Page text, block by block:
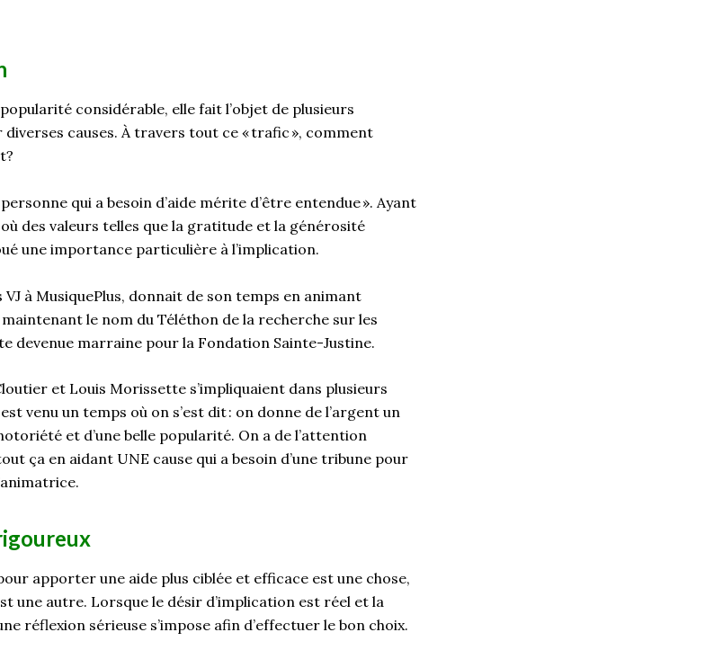
considérable, elle fait l’objet de plusieurs
causes. À travers tout ce « trafic », comment
qui a besoin d’aide mérite d’être entendue ». Ayant
des valeurs telles que la gratitude et la générosité
une importance particulière à l’implication.
VJ à MusiquePlus, donnait de son temps en animant
le nom du Téléthon de la recherche sur les
devenue marraine pour la Fondation Sainte-Justine.
et Louis Morissette s’impliquaient dans plusieurs
venu un temps où on s’est dit : on donne de l’argent un
et d’une belle popularité. On a de l’attention
ça en aidant UNE cause qui a besoin d’une tribune pour
apporter une aide plus ciblée et efficace est une chose,
une autre. Lorsque le désir d’implication est réel et la
réflexion sérieuse s’impose afin d’effectuer le bon choix.